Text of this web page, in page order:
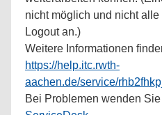
nicht möglich und nicht
Logout an.)
Weitere Informationen
https://help.itc.rwth-
aachen.de/service/
Bei Problemen wenden